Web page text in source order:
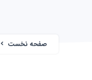
صفحه نخست